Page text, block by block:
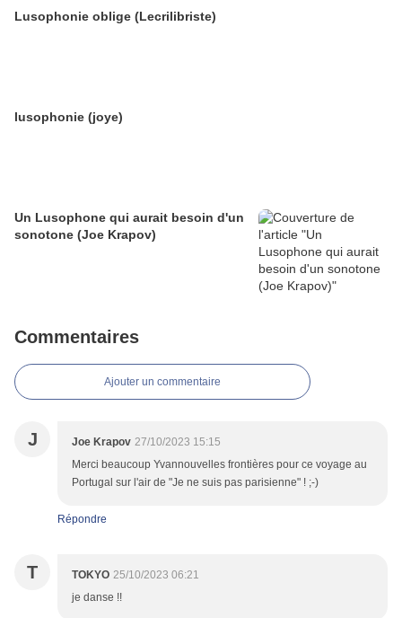
Lusophonie oblige (Lecrilibriste)
lusophonie (joye)
Un Lusophone qui aurait besoin d'un
sonotone (Joe Krapov)
Commentaires
Ajouter un commentaire
J Joe Krapov 27/10/2023 15:15
Merci beaucoup Yvannouvelles frontières pour ce voyage au
Portugal sur l'air de "Je ne suis pas parisienne" ! ;-)
Répondre
T TOKYO 25/10/2023 06:21
je danse !!